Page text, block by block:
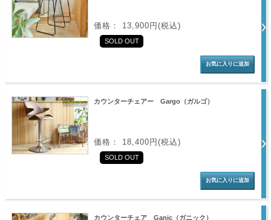
価格： 13,900円(税込)
SOLD OUT
カウンターチェアー Gargo（ガルゴ）
価格： 18,400円(税込)
SOLD OUT
カウンターチェア Ganic（ガニック）